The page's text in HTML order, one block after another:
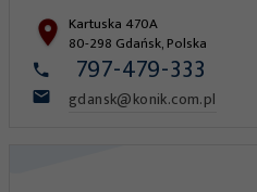
797-479-333
gdansk@konik.com.pl
Kartuska 470A
80-298 Gdańsk,Polska